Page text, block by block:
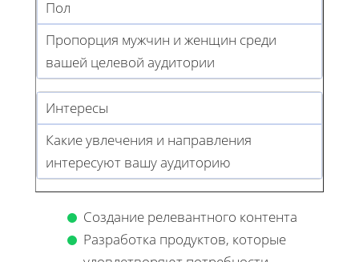
Пол
Пропорция мужчин и женщин среди
вашей целевой аудитории
Интересы
Какие увлечения и направления
интересуют вашу аудиторию
Создание релевантного контента
Разработка продуктов, которые